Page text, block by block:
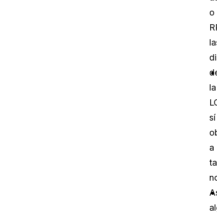
o
la
sí
a